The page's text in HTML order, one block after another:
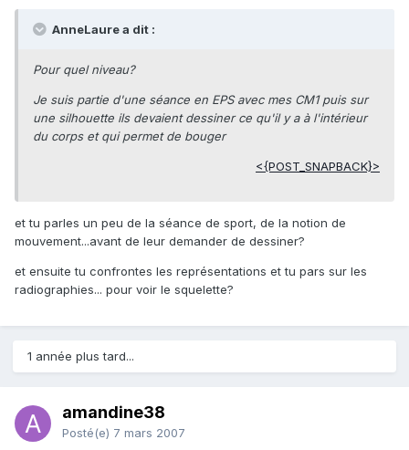
AnneLaure a dit :
Pour quel niveau?
Je suis partie d'une séance en EPS avec mes CM1 puis sur
une silhouette ils devaient dessiner ce qu'il y a à l'intérieur
du corps et qui permet de bouger
<{POST_SNAPBACK}>
et tu parles un peu de la séance de sport, de la notion de
mouvement...avant de leur demander de dessiner?
et ensuite tu confrontes les représentations et tu pars sur les
radiographies... pour voir le squelette?
1 année plus tard...
amandine38
Posté(e) 7 mars 2007